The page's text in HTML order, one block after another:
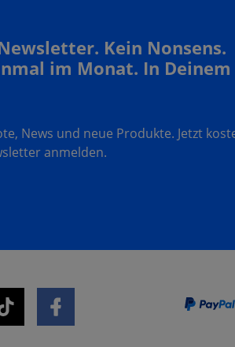
Kein Nonsens.
im Monat. In Deinem
News und neue Produkte. Jetzt
anmelden.